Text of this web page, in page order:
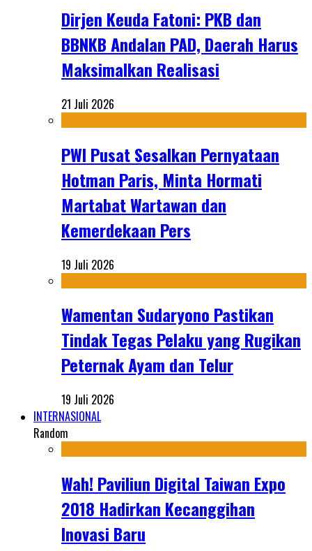
Dirjen Keuda Fatoni: PKB dan
BBNKB Andalan PAD, Daerah Harus
Maksimalkan Realisasi
21 Juli 2026
PWI Pusat Sesalkan Pernyataan
Hotman Paris, Minta Hormati
Martabat Wartawan dan
Kemerdekaan Pers
19 Juli 2026
Wamentan Sudaryono Pastikan
Tindak Tegas Pelaku yang Rugikan
Peternak Ayam dan Telur
19 Juli 2026
INTERNASIONAL
Random
Wah! Paviliun Digital Taiwan Expo
2018 Hadirkan Kecanggihan
Inovasi Baru